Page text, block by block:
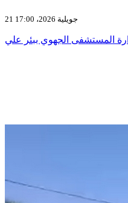
21 جويلية 2026، 17:00